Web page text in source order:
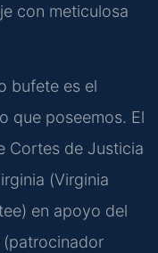
con meticulosa
bufete es el
que poseemos. El
Cortes de Justicia
(Virginia
) en apoyo del
(patrocinador